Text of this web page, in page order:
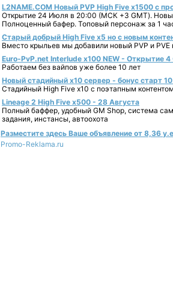
L2NAME.COM Новый PVP High Five x1500 с
Открытие 24 Июля в 20:00 (МСК +3 GMT).
Полноценный бафер. Топовый персонаж за 1
Старый добрый High Five x5 но с новым
Вместо крыльев мы добавили новый PVP и PVE
Euro-PvP.net Interlude х100 NEW - Открытие 4
Работаем без вайпов уже более 10 лет
Новый стадийный х10 сервер - бонус старт
Стадийный High Five x10 с поэтапным
Lineage 2 High Five x500 - 28 Августа
Полный баффер, удобный GM Shop, система
задания, инстансы, автоохота
Разместите здесь Ваше объявление от 8,36
Promo-Reklama.ru